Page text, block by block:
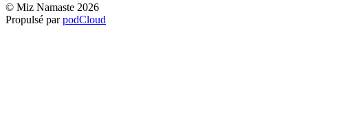
© Miz Namaste 2026
Propulsé parpodCloud